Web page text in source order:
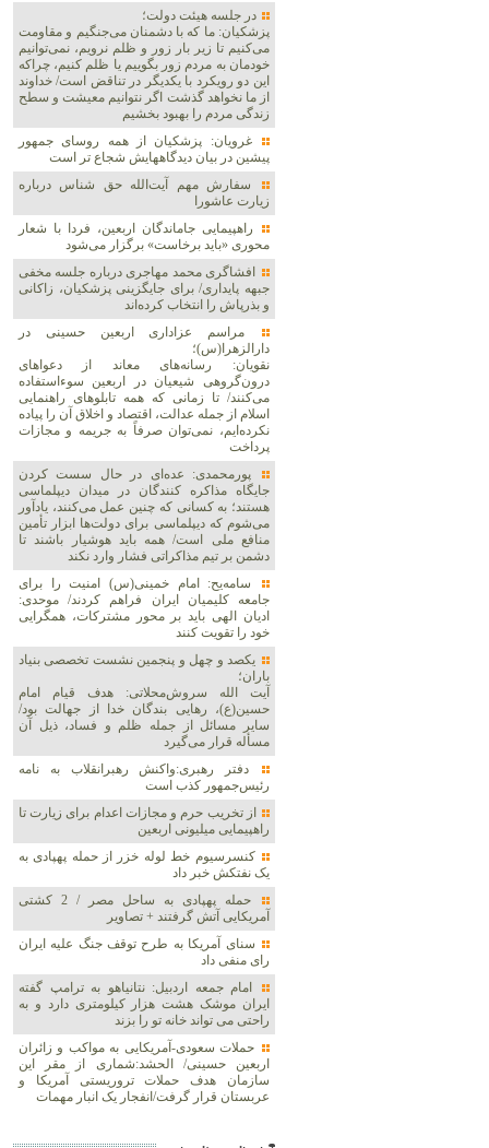
در جلسه هیئت دولت؛
پزشکیان: ما که با دشمنان می‌جنگیم و مقاومت
می‌کنیم تا زیر بار زور و ظلم نرویم، نمی‌توانیم
خودمان به مردم زور بگوییم یا ظلم کنیم، چراکه
این دو رویکرد با یکدیگر در تناقض است/ خداوند
از ما نخواهد گذشت اگر نتوانیم معیشت و سطح
زندگی مردم را بهبود بخشیم
غرویان: پزشکیان از همه روسای جمهور
پیشین در بیان دیدگاههایش شجاع تر است
سفارش مهم آیت‌الله حق شناس درباره
زیارت عاشورا
راهپیمایی جاماندگان اربعین، فردا با شعار
محوری «باید برخاست» برگزار می‌شود
افشاگری محمد مهاجری درباره جلسه مخفی
جبهه پایداری/ برای جایگزینی پزشکیان، زاکانی
و بذرپاش را انتخاب کرده‌اند
مراسم عزاداری اربعین حسینی در
دارالزهرا(س)؛
نقویان: رسانه‌های معاند از دعواهای
درون‌گروهی شیعیان در اربعین سوءاستفاده
می‌کنند/ تا زمانی که همه تابلوهای راهنمایی
اسلام از جمله عدالت، اقتصاد و اخلاق آن را پیاده
نکرده‌ایم، نمی‌توان صرفاً به جریمه و مجازات
پرداخت
پورمحمدی: عده‌ای در حال سست کردن
جایگاه مذاکره کنندگان در میدان دیپلماسی
هستند؛ به کسانی که چنین عمل می‌کنند، یادآور
می‌شوم که دیپلماسی برای دولت‌ها ابزار تأمین
منافع ملی است/ همه باید هوشیار باشند تا
دشمن بر تیم مذاکراتی فشار وارد نکند
سامه‌یح: امام خمینی(س) امنیت را برای
جامعه کلیمیان ایران فراهم کردند/ موحدی:
ادیان الهی باید بر محور مشترکات، همگرایی
خود را تقویت کنند
یکصد و چهل و پنجمین نشست تخصصی بنیاد
باران؛
آیت الله سروش‌محلاتی: هدف قیام امام
حسین(ع)، رهایی بندگان خدا از جهالت بود/
سایر مسائل از جمله ظلم و فساد، ذیل آن
مسأله قرار می‌گیرد
دفتر رهبری:واکنش رهبرانقلاب به نامه
رئیس‌جمهور کذب است
از تخریب حرم و مجازات اعدام برای زیارت تا
راهپیمایی میلیونی اربعین
کنسرسیوم خط لوله خزر از حمله پهپادی به
یک نفتکش خبر داد
حمله پهپادی به ساحل مصر / 2 کشتی
آمریکایی آتش گرفتند + تصاویر
سنای آمریکا به طرح توقف جنگ علیه ایران
رای منفی داد
امام جمعه اردبیل: نتانیاهو به ترامپ گفته
ایران موشک هشت هزار کیلومتری دارد و به
راحتی می تواند خانه تو را بزند
حملات سعودی-آمریکایی به مواکب و زائران
اربعین حسینی/ الحشد:شماری از مقر این
سازمان هدف حملات تروریستی آمریکا و
عربستان قرار گرفت/انفجار یک انبار مهمات